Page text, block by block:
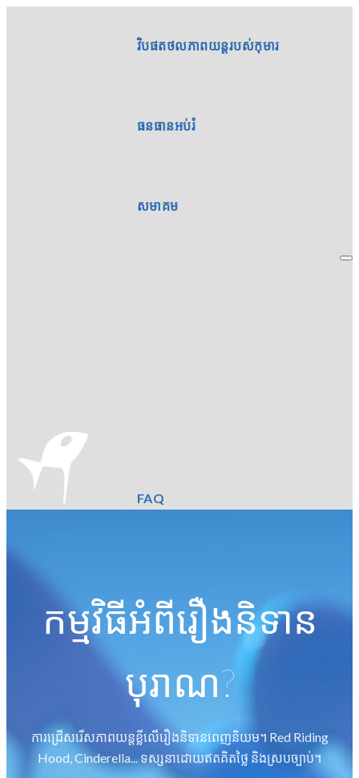
វិបផតថលភាពយន្តរបស់កុមារ
ធនធានអប់រំ
សមាគម
FAQ
កម្មវិធីអំពីរឿងនិទាន
បុរាណ?
ការជ្រើសរើសភាពយន្តខ្លីលើរឿងនិទានពេញនិយម។ Red Riding
Hood, Cinderella... ទស្សនាដោយឥតគិតថ្លៃ និងស្របច្បាប់។